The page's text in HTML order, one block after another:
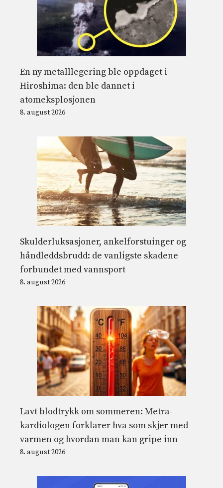
En ny metalllegering ble oppdaget i
Hiroshima: den ble dannet i
atomeksplosjonen
8. august 2026
Skulderluksasjoner, ankelforstuinger og
håndleddsbrudd: de vanligste skadene
forbundet med vannsport
8. august 2026
Lavt blodtrykk om sommeren: Metra-
kardiologen forklarer hva som skjer med
varmen og hvordan man kan gripe inn
8. august 2026